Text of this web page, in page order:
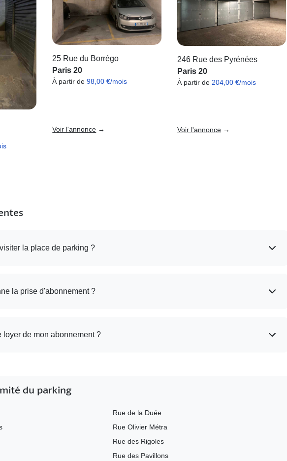
25 Rue du Borrégo
Paris 20
À partir de98,00 €/mois
Voir l'annonce →
246 Rue des Pyrénées
Paris 20
À partir de 204,00 €/mois
Voir l'annonce→
la place de parking ?
la prise d'abonnement ?
loyer de mon abonnement ?
du parking
Rue de la Duée
Rue Olivier Métra
Rue des Rigoles
Rue des Pavillons